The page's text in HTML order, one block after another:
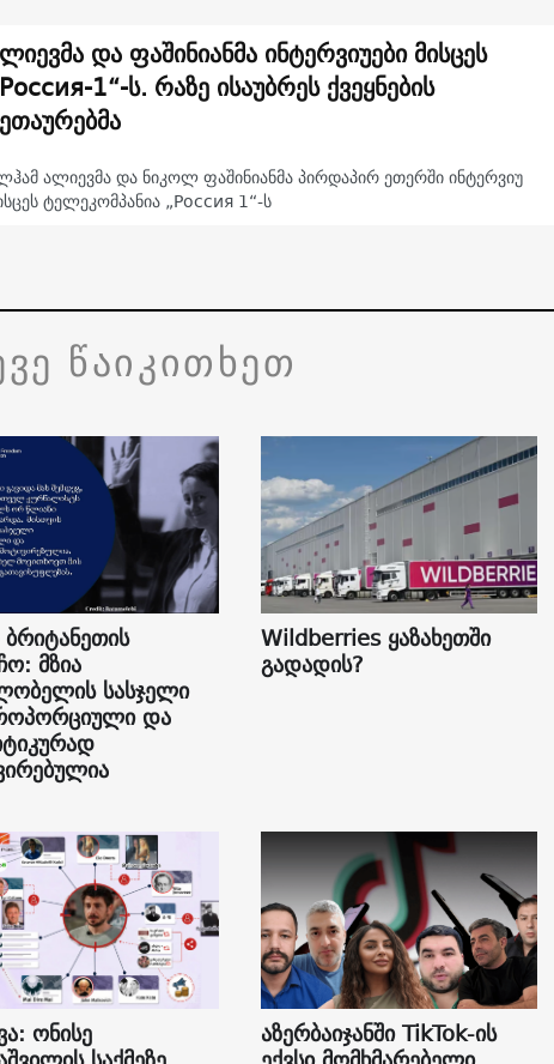
და ფაშინიანმა ინტერვიუები მისცეს
1“-ს. რაზე ისაუბრეს ქვეყნების
ალიევმა და ნიკოლ ფაშინიანმა პირდაპირ ეთერში ინტერვიუ
ტელეკომპანია „Россия 1“-ს
წაიკითხეთ
მზია
სასჯელი
და
Wildberries ყაზახეთში
გადადის?
ონისე აზერბაიჯანში TikTok-ის